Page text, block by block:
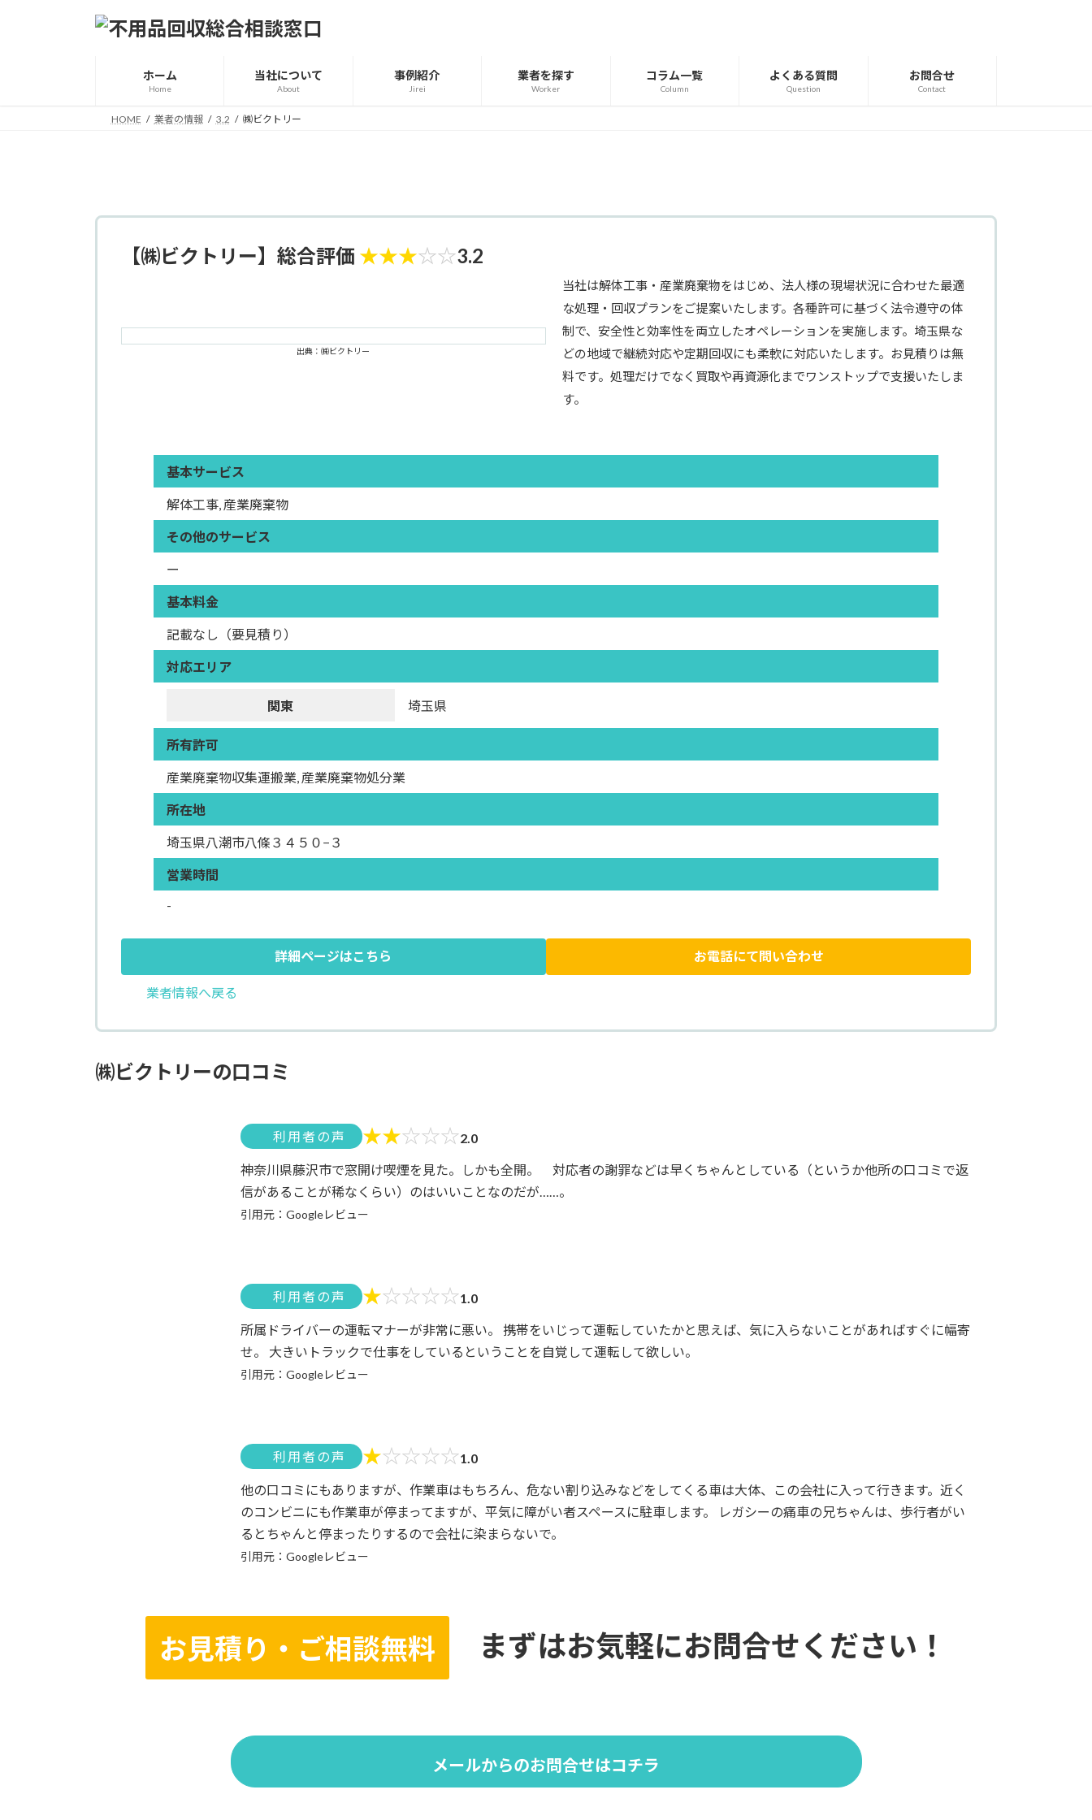
ホーム
Home
当社について
About
事例紹介
Jirei
業者を探す
Worker
コラム一覧
Column
よくある質問
Question
お問合せ
Contact
HOME 業者の情報 3.2 ㈱ビクトリー
【㈱ビクトリー】総合評価 ★★★☆☆3.2
当社は解体工事・産業廃棄物をはじめ、法人様の現場状況に合わせた最適
な処理・回収プランをご提案いたします。各種許可に基づく法令遵守の体
制で、安全性と効率性を両立したオペレーションを実施します。埼玉県な
どの地域で継続対応や定期回収にも柔軟に対応いたします。お見積りは無
料です。処理だけでなく買取や再資源化までワンストップで支援いたしま
す。
出典：㈱ビクトリー
基本サービス
解体工事, 産業廃棄物
その他のサービス
ー
基本料金
記載なし（要見積り）
対応エリア
関東 埼玉県
所有許可
産業廃棄物収集運搬業, 産業廃棄物処分業
所在地
埼玉県八潮市八條３４５０−３
営業時間
-
詳細ページはこちら お電話にて問い合わせ
業者情報へ戻る
㈱ビクトリーの口コミ
利用者の声 ★★☆☆☆2.0
神奈川県藤沢市で窓開け喫煙を見た。しかも全開。 対応者の謝罪などは早くちゃんとしている（というか他所の口コミで返
信があることが稀なくらい）のはいいことなのだが……。
引用元：Googleレビュー
利用者の声 ★☆☆☆☆1.0
所属ドライバーの運転マナーが非常に悪い。 携帯をいじって運転していたかと思えば、気に入らないことがあればすぐに幅寄
せ。 大きいトラックで仕事をしているということを自覚して運転して欲しい。
引用元：Googleレビュー
利用者の声 ★☆☆☆☆1.0
他の口コミにもありますが、作業車はもちろん、危ない割り込みなどをしてくる車は大体、この会社に入って行きます。近く
のコンビニにも作業車が停まってますが、平気に障がい者スペースに駐車します。 レガシーの痛車の兄ちゃんは、歩行者がい
るとちゃんと停まったりするので会社に染まらないで。
引用元：Googleレビュー
お見積り・ご相談無料 まずはお気軽にお問合せください！
メールからのお問合せはコチラ